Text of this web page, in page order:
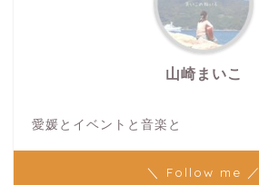
山崎まいこ
愛媛とイベントと音楽と
＼ Follow me ／